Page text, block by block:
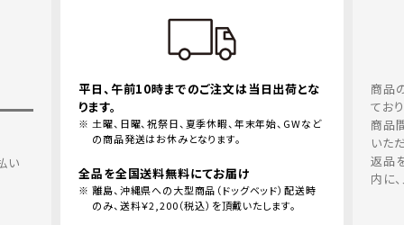
は当日出荷とな
、年末年始、GWなど
け
ッグベッド）配送時
商品の品質、取り扱いについては十分留意し
ておりますが、万一、お届けした商品の不良、
商品間違えにつきましては、良品と交換させて
いただきます。
返品を希望される場合、商品到着後１週間以
内に、メールリンクよりご連絡ください。